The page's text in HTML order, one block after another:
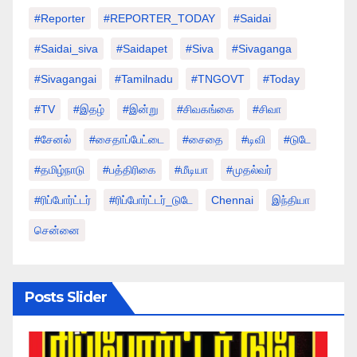
#Reporter #REPORTER_TODAY #saidai
#saidai_siva #saidapet #Siva #Sivaganga
#sivagangai #tamilnadu #TNGOVT #today
#TV #இதழ் #இன்று #சிவகங்கை #சிவா
#சேனல் #சைதாப்பேட்டை #சைதை #டிவி #டுடே
#தமிழ்நாடு #பத்திரிகை #மீடியா #முதல்வர்
#ரிப்போர்ட்டர் #ரிப்போர்ட்டர்_டுடே Chennai இந்தியா
சென்னை
Posts Slider